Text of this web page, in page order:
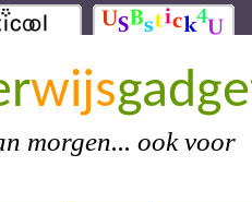
wijs
morgen... ook voor